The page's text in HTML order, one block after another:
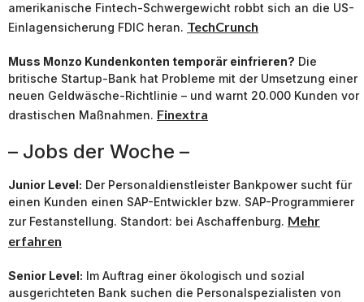
amerikanische Fintech-Schwergewicht robbt sich an die US-
Einlagensicherung FDIC heran. TechCrunch
Muss Monzo Kundenkonten temporär einfrieren? Die
britische Startup-Bank hat Probleme mit der Umsetzung einer
neuen Geldwäsche-Richtlinie – und warnt 20.000 Kunden vor
drastischen Maßnahmen. Finextra
– Jobs der Woche –
Junior Level: Der Personaldienstleister Bankpower sucht für
einen Kunden einen SAP-Entwickler bzw. SAP-Programmierer
zur Festanstellung. Standort: bei Aschaffenburg. Mehr
erfahren
Senior Level: Im Auftrag einer ökologisch und sozial
ausgerichteten Bank suchen die Personalspezialisten von